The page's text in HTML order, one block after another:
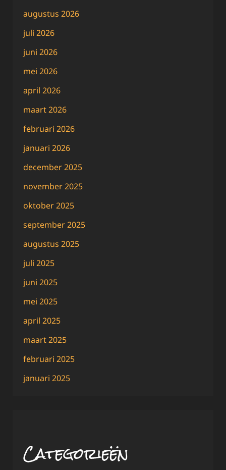
augustus 2026
juli 2026
juni 2026
mei 2026
april 2026
maart 2026
februari 2026
januari 2026
december 2025
november 2025
oktober 2025
september 2025
augustus 2025
juli 2025
juni 2025
mei 2025
april 2025
maart 2025
februari 2025
januari 2025
Categorieën